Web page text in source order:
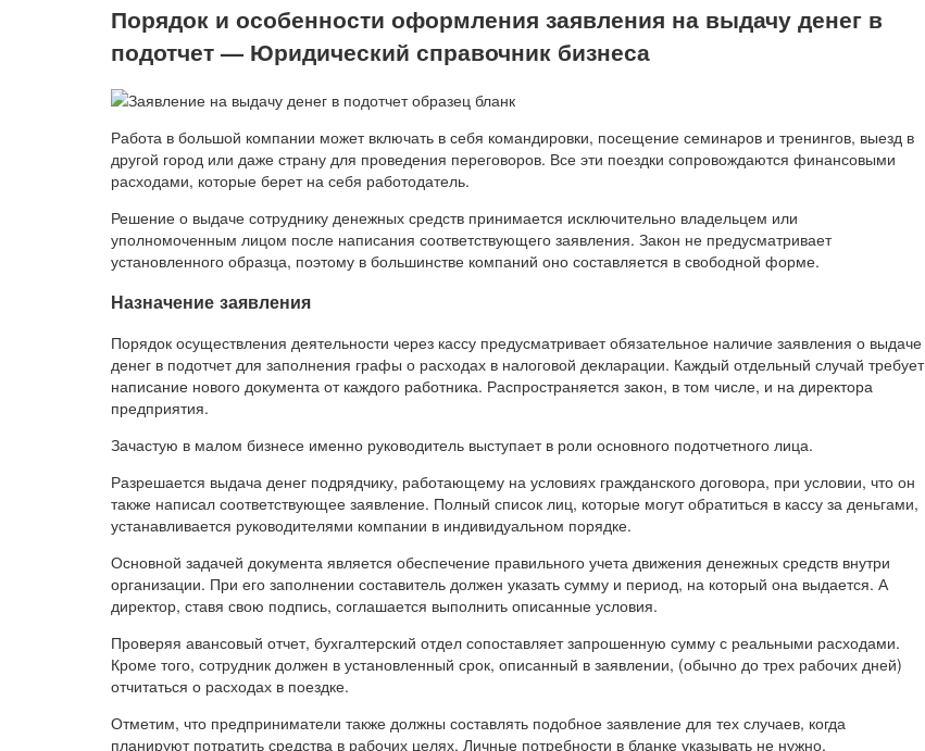
Порядок и особенности оформления заявления на выдачу денег в
подотчет — Юридический справочник бизнеса
Работа в большой компании может включать в себя командировки, посещение семинаров и тренингов, выезд в
другой город или даже страну для проведения переговоров. Все эти поездки сопровождаются финансовыми
расходами, которые берет на себя работодатель.
Решение о выдаче сотруднику денежных средств принимается исключительно владельцем или
уполномоченным лицом после написания соответствующего заявления. Закон не предусматривает
установленного образца, поэтому в большинстве компаний оно составляется в свободной форме.
Назначение заявления
Порядок осуществления деятельности через кассу предусматривает обязательное наличие заявления о выдаче
денег в подотчет для заполнения графы о расходах в налоговой декларации. Каждый отдельный случай требует
написание нового документа от каждого работника. Распространяется закон, в том числе, и на директора
предприятия.
Зачастую в малом бизнесе именно руководитель выступает в роли основного подотчетного лица.
Разрешается выдача денег подрядчику, работающему на условиях гражданского договора, при условии, что он
также написал соответствующее заявление. Полный список лиц, которые могут обратиться в кассу за деньгами,
устанавливается руководителями компании в индивидуальном порядке.
Основной задачей документа является обеспечение правильного учета движения денежных средств внутри
организации. При его заполнении составитель должен указать сумму и период, на который она выдается. А
директор, ставя свою подпись, соглашается выполнить описанные условия.
Проверяя авансовый отчет, бухгалтерский отдел сопоставляет запрошенную сумму с реальными расходами.
Кроме того, сотрудник должен в установленный срок, описанный в заявлении, (обычно до трех рабочих дней)
отчитаться о расходах в поездке.
Отметим, что предприниматели также должны составлять подобное заявление для тех случаев, когда
планируют потратить средства в рабочих целях. Личные потребности в бланке указывать не нужно.